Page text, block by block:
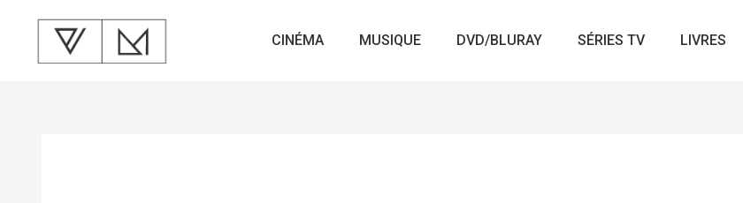
CINÉMA MUSIQUE DVD/BLURAY SÉRIES TV LIVRES